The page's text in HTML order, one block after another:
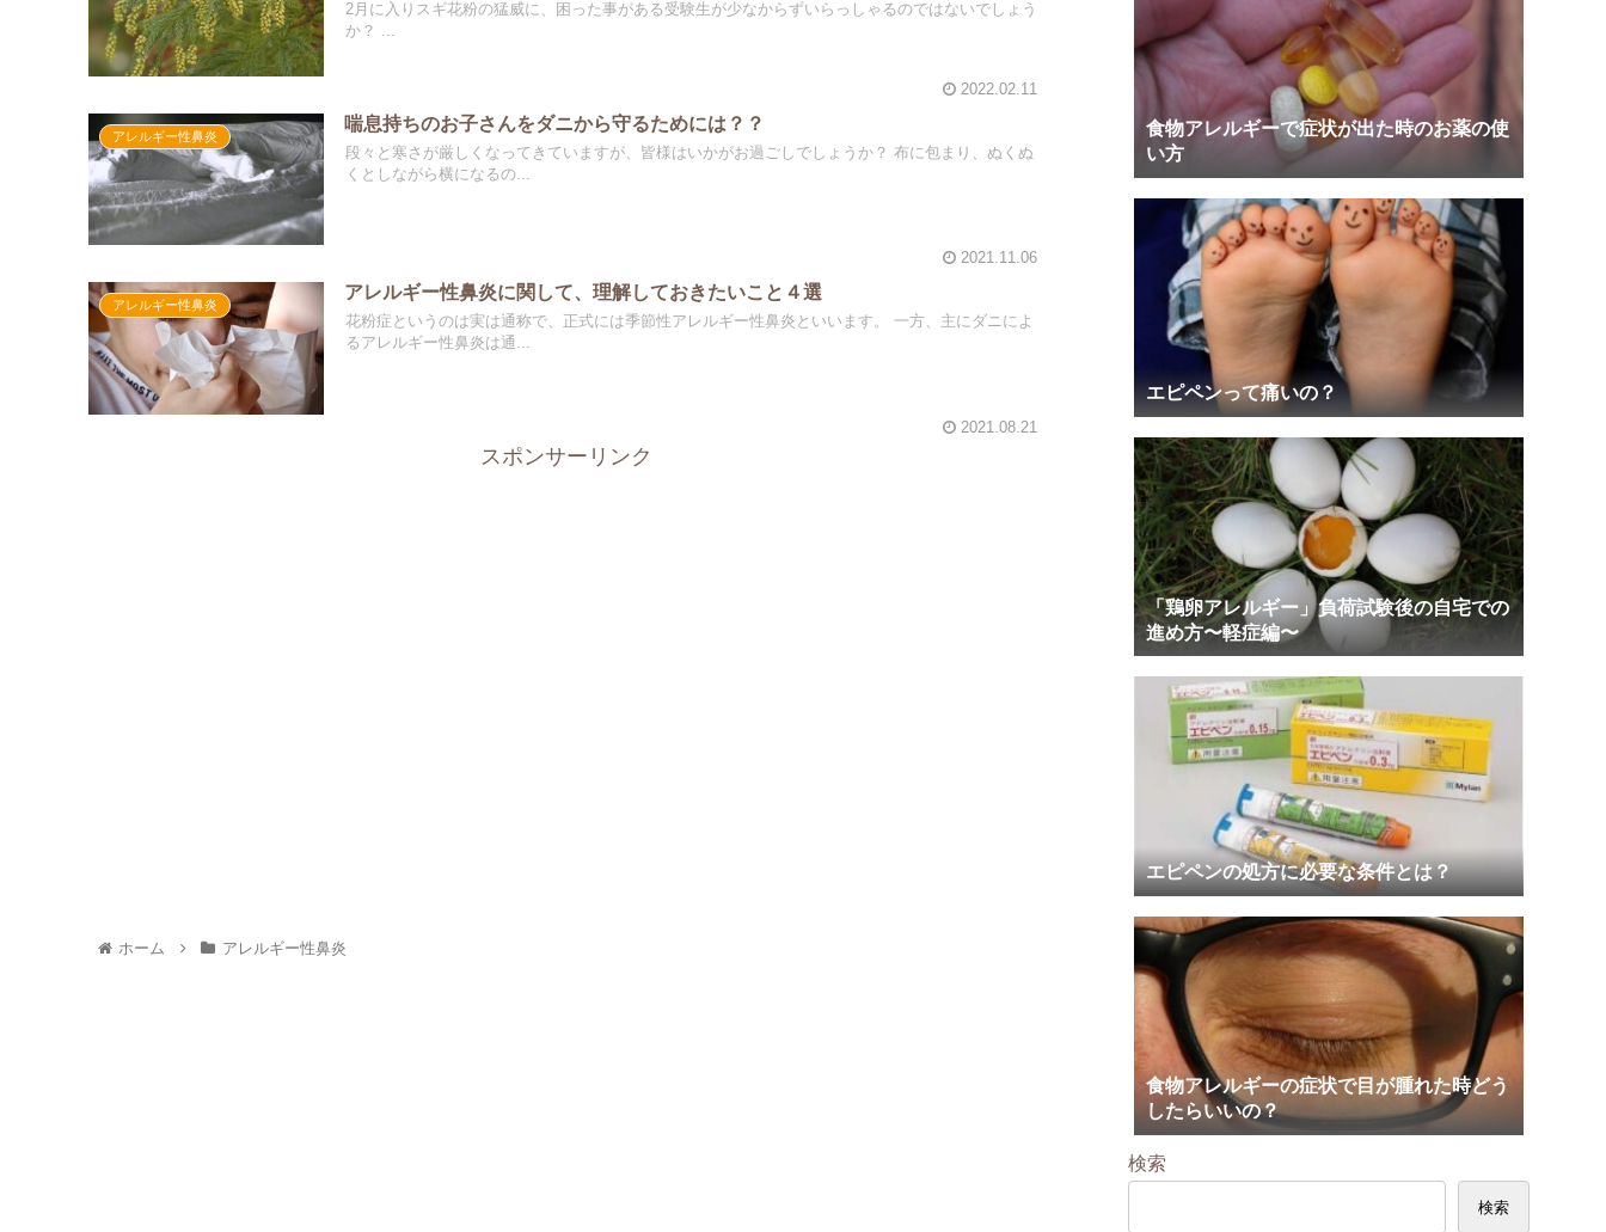
2月に入りスギ花粉の猛威に、困った事がある受験生が少なからずいらっしゃるのではないでしょう
か？ ...
2022.02.11
アレルギー性鼻炎
喘息持ちのお子さんをダニから守るためには？？
段々と寒さが厳しくなってきていますが、皆様はいかがお過ごしでしょうか？ 布に包まり、ぬくぬ
くとしながら横になるの...
2021.11.06
アレルギー性鼻炎
アレルギー性鼻炎に関して、理解しておきたいこと４選
花粉症というのは実は通称で、正式には季節性アレルギー性鼻炎といいます。 一方、主にダニによ
るアレルギー性鼻炎は通...
2021.08.21
スポンサーリンク
ホーム アレルギー性鼻炎
食物アレルギーで症状が出た時のお薬の使
い方
エピペンって痛いの？
「鶏卵アレルギー」負荷試験後の自宅での
進め方〜軽症編〜
エピペンの処方に必要な条件とは？
食物アレルギーの症状で目が腫れた時どう
したらいいの？
検索
検索